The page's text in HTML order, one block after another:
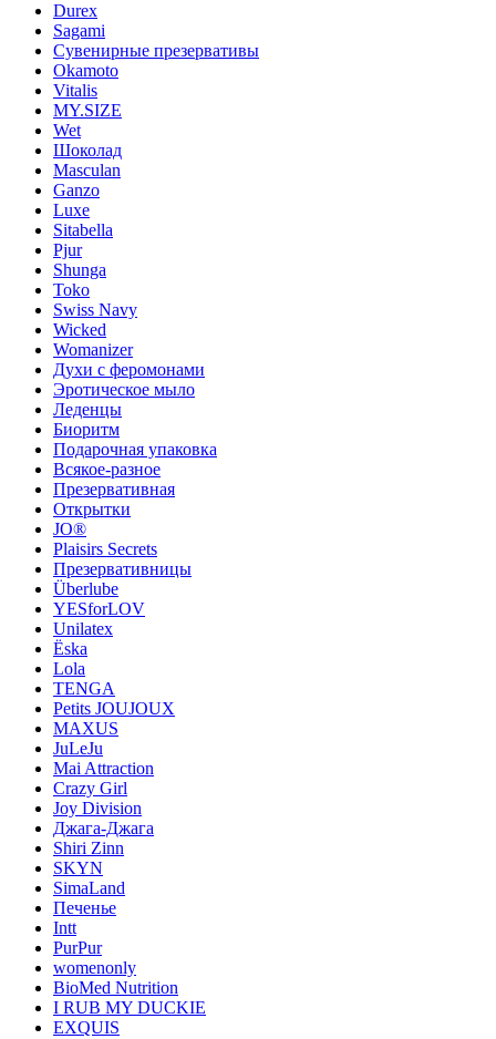
Durex
Sagami
Сувенирные презервативы
Okamoto
Vitalis
MY.SIZE
Wet
Шоколад
Masculan
Ganzo
Luxe
Sitabella
Pjur
Shunga
Toko
Swiss Navy
Wicked
Womanizer
Духи с феромонами
Эротическое мыло
Леденцы
Биоритм
Подарочная упаковка
Всякое-разное
Презервативная
Открытки
JO®
Plaisirs Secrets
Презервативницы
Überlube
YESforLOV
Unilatex
Ёska
Lola
TENGA
Petits JOUJOUX
MAXUS
JuLeJu
Mai Attraction
Crazy Girl
Joy Division
Джага-Джага
Shiri Zinn
SKYN
SimaLand
Печенье
Intt
PurPur
womenonly
BioMed Nutrition
I RUB MY DUCKIE
EXQUIS